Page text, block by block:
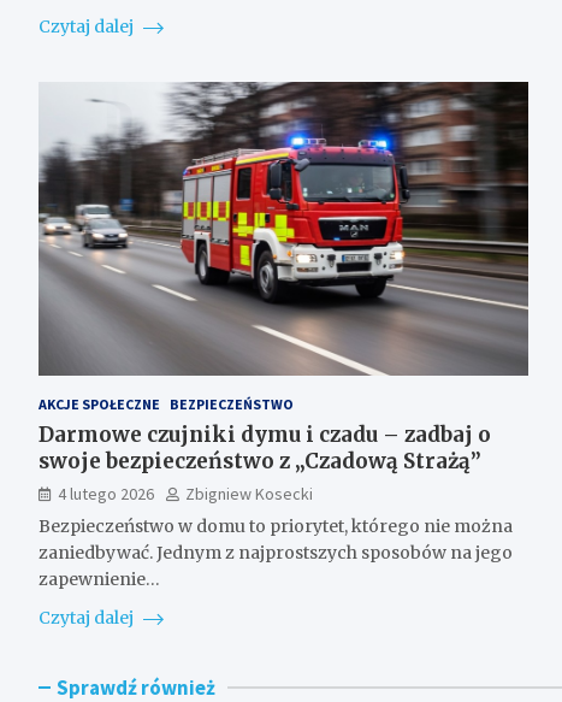
Czytaj dalej
AKCJE SPOŁECZNE BEZPIECZEŃSTWO
Darmowe czujniki dymu i czadu – zadbaj o
swoje bezpieczeństwo z „Czadową Strażą”
4 lutego 2026
Zbigniew Kosecki
Bezpieczeństwo w domu to priorytet, którego nie można
zaniedbywać. Jednym z najprostszych sposobów na jego
zapewnienie…
Czytaj dalej
Sprawdź również